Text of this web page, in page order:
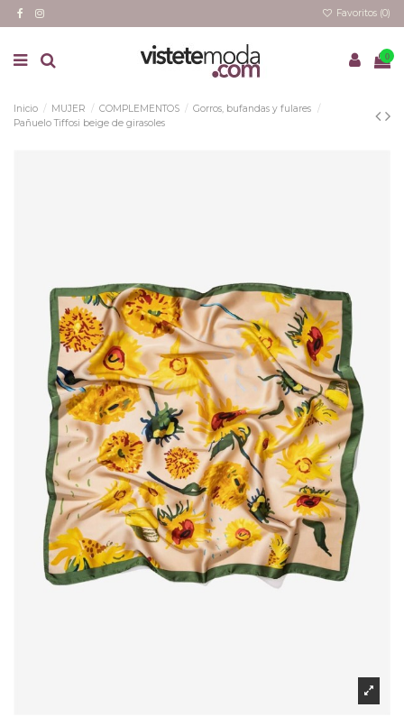
Favoritos (0)
0
Inicio MUJER COMPLEMENTOS
Gorros, bufandas y fulares
Pañuelo Tiffosi beige de girasoles